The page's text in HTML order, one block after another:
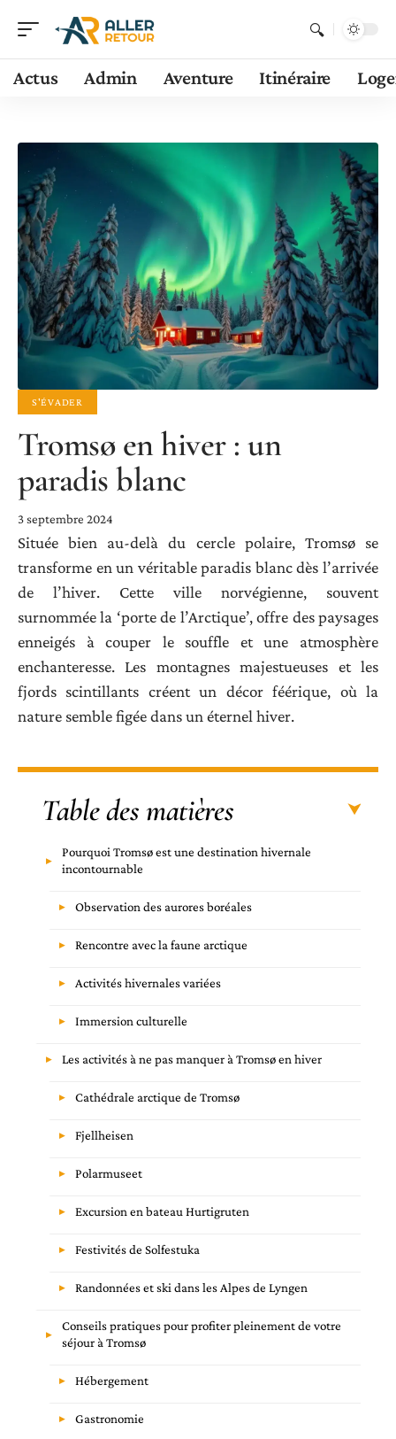
Actus Admin Aventure Itinéraire
S'ÉVADER
Tromsø en hiver : un
paradis blanc
3 septembre 2024
Située bien au-delà du cercle polaire, Tromsø se
transforme en un véritable paradis blanc dès l’arrivée
de l’hiver. Cette ville norvégienne, souvent
surnommée la ‘porte de l’Arctique’, offre des paysages
enneigés à couper le souffle et une atmosphère
enchanteresse. Les montagnes majestueuses et les
fjords scintillants créent un décor féérique, où la
nature semble figée dans un éternel hiver.
Table des matières
Pourquoi Tromsø est une destination hivernale
incontournable
Observation des aurores boréales
Rencontre avec la faune arctique
Activités hivernales variées
Immersion culturelle
Les activités à ne pas manquer à Tromsø en hiver
Cathédrale arctique de Tromsø
Fjellheisen
Polarmuseet
Excursion en bateau Hurtigruten
Festivités de Solfestuka
Randonnées et ski dans les Alpes de Lyngen
Conseils pratiques pour profiter pleinement de votre
séjour à Tromsø
Hébergement
Gastronomie